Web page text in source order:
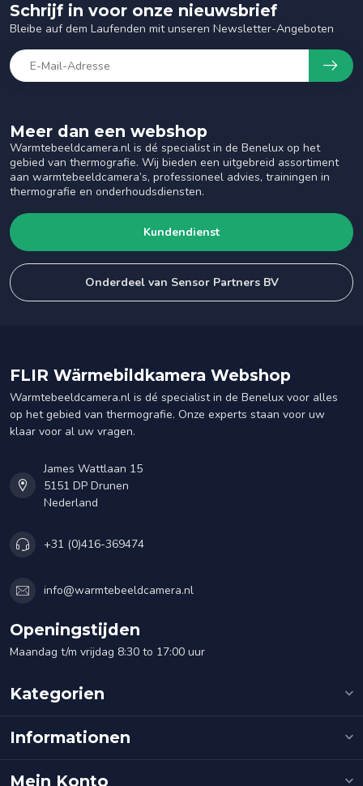
Meer dan een webshop
Warmtebeeldcamera.nl is dé specialist in de Benelux op het
gebied van thermografie. Wij bieden een uitgebreid assortiment
aan warmtebeeldcamera’s, professioneel advies, trainingen in
thermografie en onderhoudsdiensten.
Kundendienst
Onderdeel van Sensor Partners BV
Schrijf in voor onze nieuwsbrief
Bleibe auf dem Laufenden mit unseren Newsletter-Angeboten
FLIR Wärmebildkamera Webshop
Warmtebeeldcamera.nl is dé specialist in de Benelux voor alles
op het gebied van thermografie. Onze experts staan voor uw
klaar voor al uw vragen.
James Wattlaan 15
5151 DP Drunen
Nederland
+31 (0)416-369474
info@warmtebeeldcamera.nl
Openingstijden
Maandag t/m vrijdag 8:30 to 17:00 uur
Kategorien
Informationen
Mein Konto